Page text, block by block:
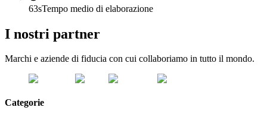
63sTempo medio di elaborazione
I nostri partner
Marchi e aziende di fiducia con cui collaboriamo in tutto il mondo.
Categorie